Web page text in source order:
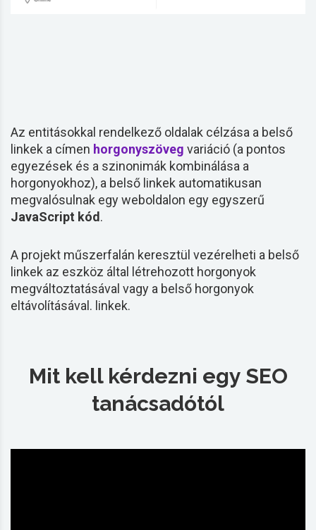
Az entitásokkal rendelkező oldalak célzása a belső
linkek a címen horgonyszöveg variáció (a pontos
egyezések és a szinonimák kombinálása a
horgonyokhoz), a belső linkek automatikusan
megvalósulnak egy weboldalon egy egyszerű
JavaScript kód.
A projekt műszerfalán keresztül vezérelheti a belső
linkek az eszköz által létrehozott horgonyok
megváltoztatásával vagy a belső horgonyok
eltávolításával. linkek.
Mit kell kérdezni egy SEO
tanácsadótól